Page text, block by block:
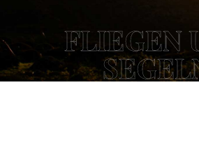
FLIEGEN